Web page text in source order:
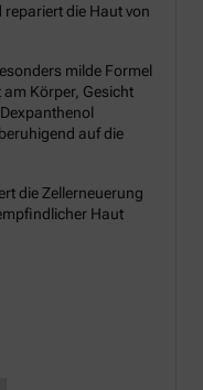
die Haut von
milde Formel
Körper, Gesicht
auf die
die Zellerneuerung
Haut